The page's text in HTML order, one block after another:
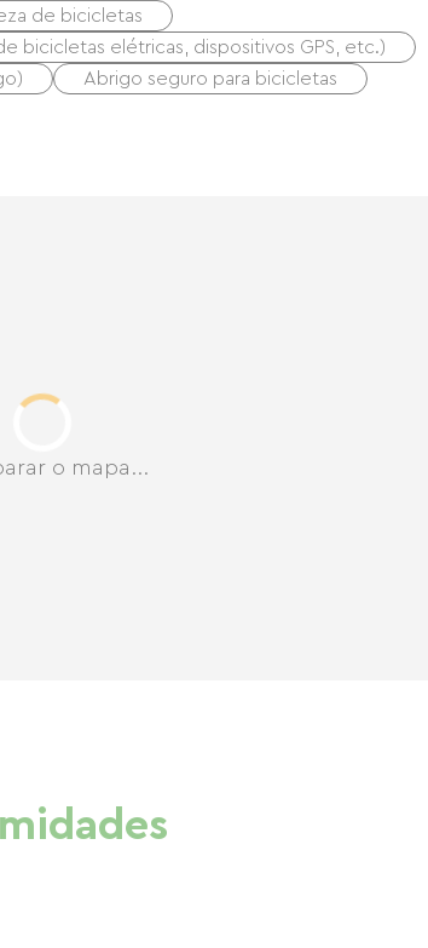
de bicicletas
bicicletas elétricas, dispositivos GPS, etc.)
Abrigo seguro para bicicletas
o mapa...